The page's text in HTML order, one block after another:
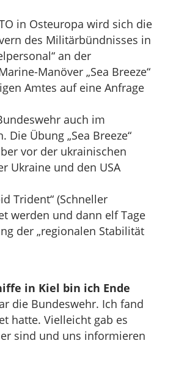
in Osteuropa wird sich die
des Militärbündnisses in
an der
Manöver „Sea Breeze“
Amtes auf eine Anfrage
auch im
Übung „Sea Breeze“
vor der ukrainischen
Ukraine und den USA
Trident“ (Schneller
werden und dann elf Tage
der „regionalen Stabilität
in Kiel bin ich Ende
die Bundeswehr. Ich fand
hatte. Vielleicht gab es
sind und uns informieren